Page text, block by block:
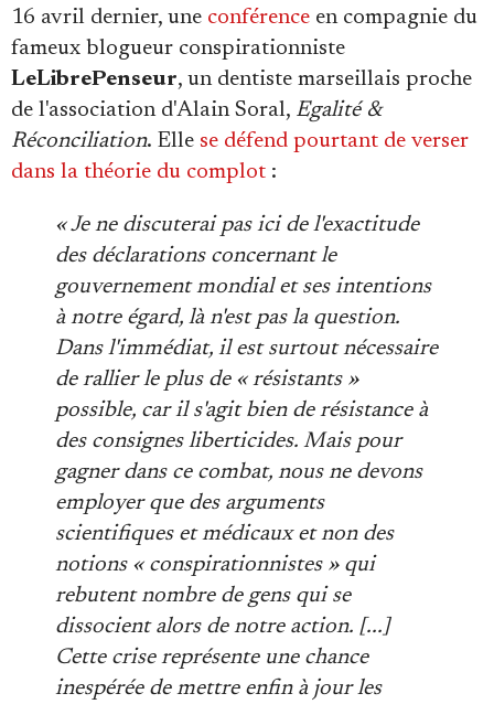
16 avril dernier, une conférence en compagnie du
fameux blogueur conspirationniste
LeLibrePenseur, un dentiste marseillais proche
de l'association d'Alain Soral, Egalité &
Réconciliation. Elle se défend pourtant de verser
dans la théorie du complot :
« Je ne discuterai pas ici de l'exactitude
des déclarations concernant le
gouvernement mondial et ses intentions
à notre égard, là n'est pas la question.
Dans l'immédiat, il est surtout nécessaire
de rallier le plus de « résistants »
possible, car il s'agit bien de résistance à
des consignes liberticides. Mais pour
gagner dans ce combat, nous ne devons
employer que des arguments
scientifiques et médicaux et non des
notions « conspirationnistes » qui
rebutent nombre de gens qui se
dissocient alors de notre action. [...]
Cette crise représente une chance
inespérée de mettre enfin à jour les